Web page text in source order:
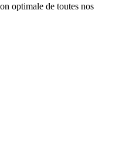
optimale de toutes nos